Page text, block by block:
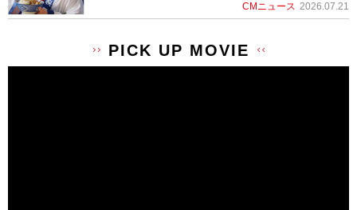
CMニュース 2026.07.21
PICK UP MOVIE